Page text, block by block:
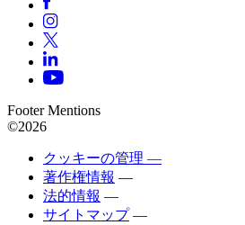
Footer Mentions
©2026
クッキーの管理 —
著作権情報 —
法的情報 —
サイトマップ —